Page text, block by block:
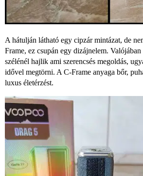
A hátulján látható egy cipzár mintázat, de
Frame, ez csupán egy dizájnelem.
szélénél hajlik ami szerencsés megoldás,
idővel megtörni. A C-Frame anyaga bőr,
luxus életérzést.